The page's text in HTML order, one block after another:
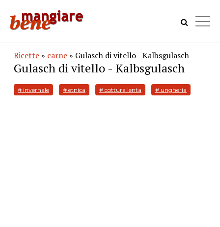
Ricette » carne » Gulasch di vitello - Kalbsgulasch
Gulasch di vitello - Kalbsgulasch
# invernale # etnica # cottura lenta # ungheria